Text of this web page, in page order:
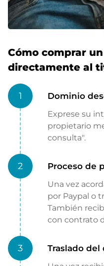
Cómo comprar
directamente al
1 Dominio
Exprese su
propietario
consulta".
2 Proceso de
Una vez
por Paypal o
También
con contrato
3 Traslado